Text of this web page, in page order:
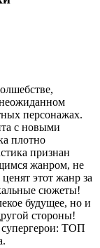
персонажах.
с новыми
плотно
признан
жанром, не
этот жанр за
сюжеты!
будущее, но и
стороны!
ТОП